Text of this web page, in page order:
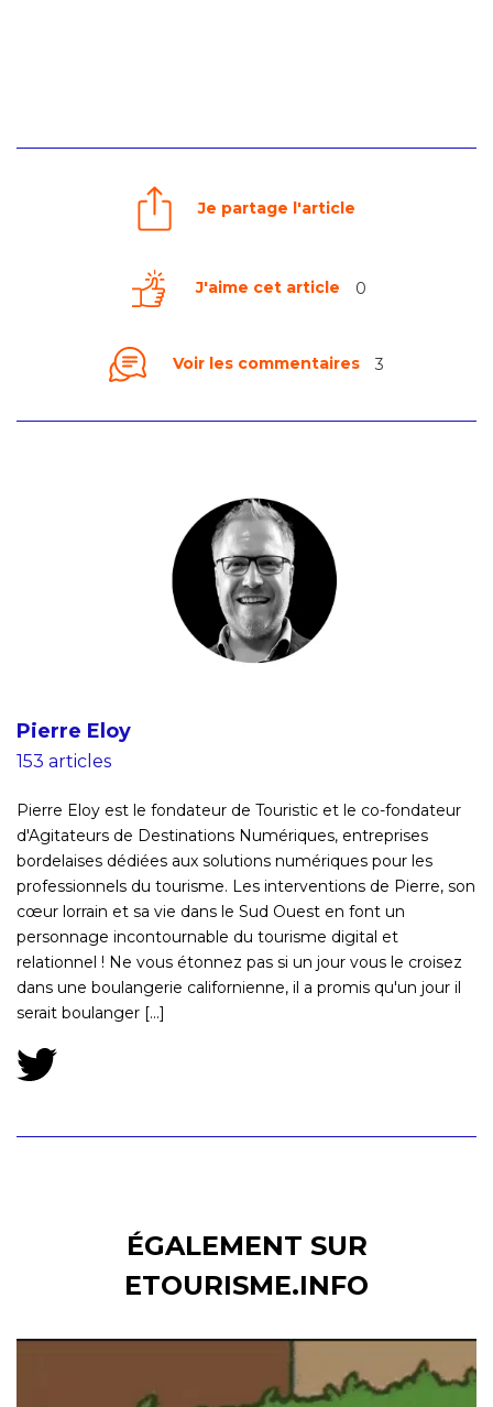
Je partage l'article
J'aime cet article 0
Voir les commentaires 3
Pierre Eloy
153 articles
Pierre Eloy est le fondateur de Touristic et le co-fondateur
d'Agitateurs de Destinations Numériques, entreprises
bordelaises dédiées aux solutions numériques pour les
professionnels du tourisme. Les interventions de Pierre, son
cœur lorrain et sa vie dans le Sud Ouest en font un
personnage incontournable du tourisme digital et
relationnel ! Ne vous étonnez pas si un jour vous le croisez
dans une boulangerie californienne, il a promis qu'un jour il
serait boulanger [...]
ÉGALEMENT SUR
ETOURISME.INFO